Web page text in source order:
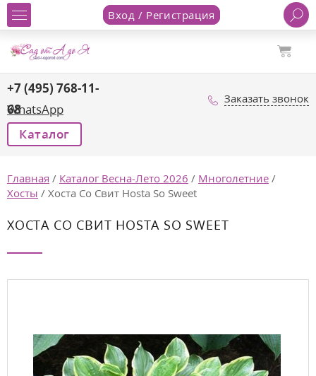
Вход / Регистрация
+7 (495) 768-11-
68
WhatsApp
Заказать звонок
Каталог
Главная / Каталог Весна-Лето 2026 / Многолетние /
Хосты / Хоста Со Свит Hosta So Sweet
ХОСТА СО СВИТ HOSTA SO SWEET